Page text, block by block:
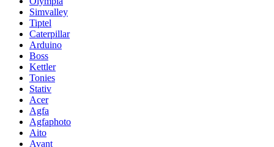
Simvalley
Tiptel
Caterpillar
Arduino
Boss
Kettler
Tonies
Stativ
Acer
Agfa
Agfaphoto
Aito
Avant